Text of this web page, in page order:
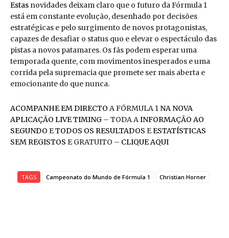
Estas novidades deixam claro que o futuro da Fórmula 1
está em constante evolução, desenhado por decisões
estratégicas e pelo surgimento de novos protagonistas,
capazes de desafiar o status quo e elevar o espectáculo das
pistas a novos patamares. Os fãs podem esperar uma
temporada quente, com movimentos inesperados e uma
corrida pela supremacia que promete ser mais aberta e
emocionante do que nunca.
ACOMPANHE EM DIRECTO A FÓRMULA 1 NA NOVA
APLICAÇÃO LIVE TIMING – TODA AINFORMAÇÃO AO
SEGUNDO ETODOS OS RESULTADOS EESTATÍSTICAS
SEM REGISTOS E GRATUITO – CLIQUE AQUI
TAGS Campeonato do Mundo de Fórmula 1 Christian Horner